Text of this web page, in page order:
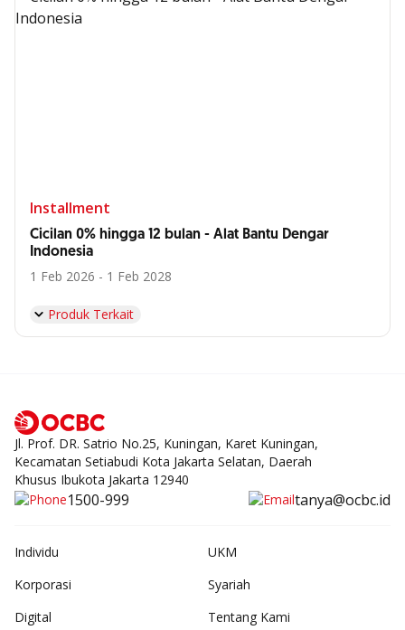
Installment
Cicilan 0% hingga 12 bulan - Alat Bantu Dengar
Indonesia
1 Feb 2026 - 1 Feb 2028
Produk Terkait
Jl. Prof. DR. Satrio No.25, Kuningan, Karet Kuningan,
Kecamatan Setiabudi Kota Jakarta Selatan, Daerah
Khusus Ibukota Jakarta 12940
1500-999 tanya@ocbc.id
Individu
UKM
Korporasi
Syariah
Digital
Tentang Kami